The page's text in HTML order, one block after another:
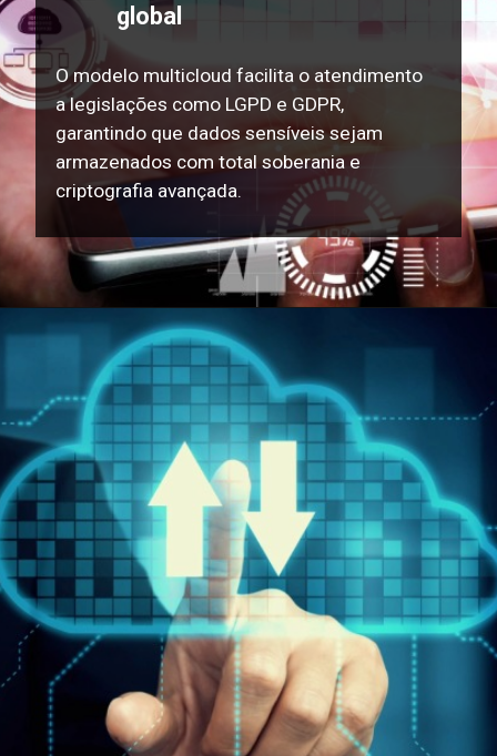
global
O modelo multicloud facilita o atendimento
a legislações como LGPD e GDPR,
garantindo que dados sensíveis sejam
armazenados com total soberania e
criptografia avançada.